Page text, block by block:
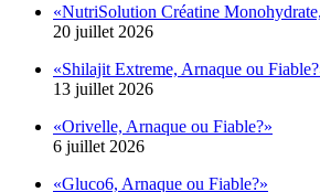
«Shilajit Extreme, Arnaque ou Fiable?»
«Orivelle, Arnaque ou Fiable?»
«Gluco6, Arnaque ou Fiable?»